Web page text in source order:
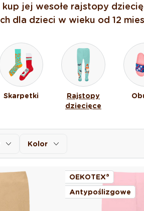
jej wesołe rajstopy
dla dzieci w wieku od 12
Skarpetki
Rajstopy
dziecięce
Kolor
OEKOTEX®
Antypoślizgowe